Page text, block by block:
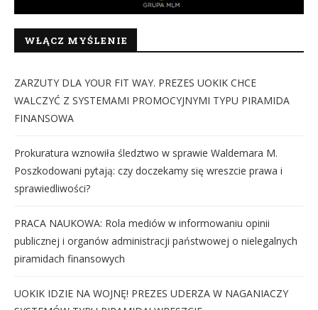
WŁĄCZ MYŚLENIE
ZARZUTY DLA YOUR FIT WAY. PREZES UOKIK CHCE
WALCZYĆ Z SYSTEMAMI PROMOCYJNYMI TYPU PIRAMIDA
FINANSOWA
Prokuratura wznowiła śledztwo w sprawie Waldemara M.
Poszkodowani pytają: czy doczekamy się wreszcie prawa i
sprawiedliwości?
PRACA NAUKOWA: Rola mediów w informowaniu opinii
publicznej i organów administracji państwowej o nielegalnych
piramidach finansowych
UOKIK IDZIE NA WOJNĘ! PREZES UDERZA W NAGANIACZY